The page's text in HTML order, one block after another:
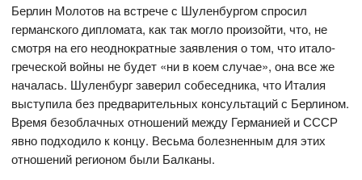
Берлин Молотов на встрече с Шуленбургом спросил
германского дипломата, как так могло произойти, что, не
смотря на его неоднократные заявления о том, что итало-
греческой войны не будет «ни в коем случае», она все же
началась. Шуленбург заверил собеседника, что Италия
выступила без предварительных консультаций с Берлином.
Время безоблачных отношений между Германией и СССР
явно подходило к концу. Весьма болезненным для этих
отношений регионом были Балканы.